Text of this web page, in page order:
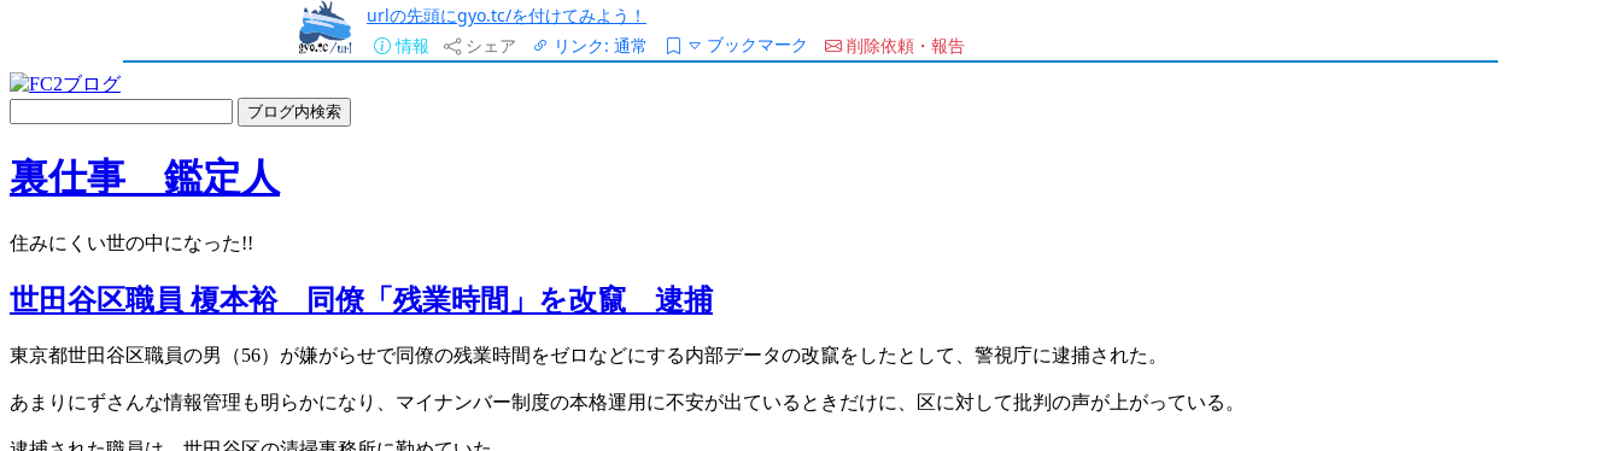
urlの先頭にgyo.tc/を付けてみよう！
情報
シェア リンク: 通常 ブックマーク 削除依頼・報告